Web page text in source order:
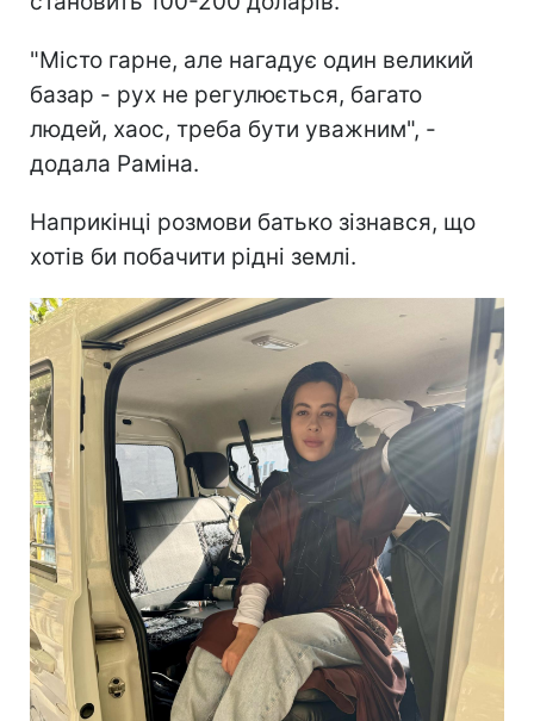
"Місто гарне, але нагадує один великий
базар - рух не регулюється, багато
людей, хаос, треба бути уважним", -
додала Раміна.
Наприкінці розмови батько зізнався, що
хотів би побачити рідні землі.